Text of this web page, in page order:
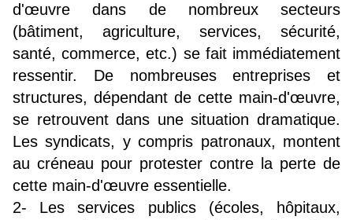
d'œuvre dans de nombreux secteurs
(bâtiment, agriculture, services, sécurité,
santé, commerce, etc.) se fait immédiatement
ressentir. De nombreuses entreprises et
structures, dépendant de cette main-d'œuvre,
se retrouvent dans une situation dramatique.
Les syndicats, y compris patronaux, montent
au créneau pour protester contre la perte de
cette main-d'œuvre essentielle.
2- Les services publics (écoles, hôpitaux,